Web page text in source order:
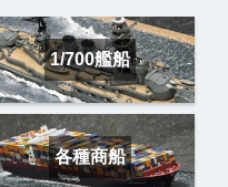
1/700艦船
各種商船